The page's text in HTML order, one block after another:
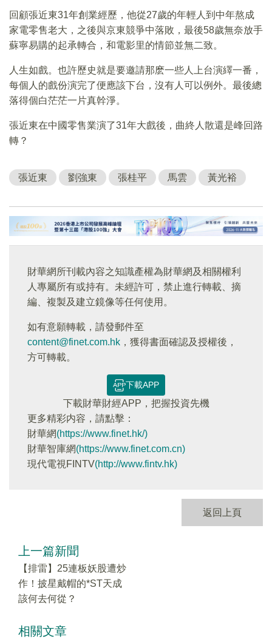
回顧張近東31年創業經歷，他從27歲的年輕人到中年熬成
家電零售老大，之後與京東競爭中落敗，最後58歲無奈放手
蘇寧易購的起承轉合，和電影里的情節並無二致。
人生如戲。也許歷史就是要邀請那麽一些人上台演繹一番，
每個人的戲份演完了便應該下台，沒有人可以例外。最後總
落得個白茫茫一片真幹淨。
張近東在中國零售業演了31年大戲後，曲終人散還是峰回路
轉？
張近東 劉強東 張桂平 馬雲 黃光裕
財華網所刊載內容之知識產權為財華網及相關權利
人專屬所有或持有。未經許可，禁止進行轉載、摘
編、複製及建立鏡像等任何使用。
如有意願轉載，請發郵件至
content@finet.com.hk ，獲得書面確認及授權後，
方可轉載。
下載APP
下載財華財經APP，把握投資先機
更多精彩内容，請點擊：
財華網(https://www.finet.hk/)
財華智庫網(https://www.finet.com.cn)
現代電視FINTV(http://www.fintv.hk)
返回上頁
上一篇新聞
【排雷】25連板妖股遭炒
作！披星戴帽的*ST天成
該何去何從？
相關文章